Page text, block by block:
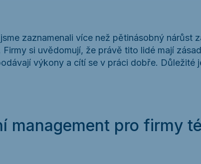
zaznamenali více než pětinásobný nárůst
Firmy si uvědomují, že právě tito lidé mají
výkony a cítí se v práci dobře. Důležité
management pro firmy